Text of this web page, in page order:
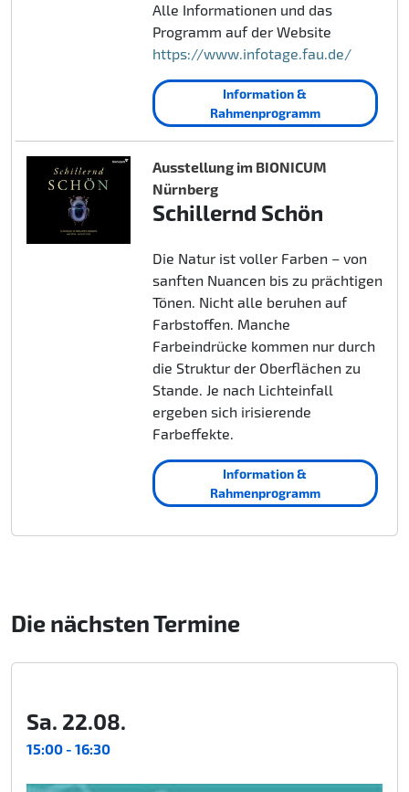
Alle Informationen und das
Programm auf der Website
https://www.infotage.fau.de/
Information &
Rahmenprogramm
Ausstellung im BIONICUM
Nürnberg
Schillernd Schön
Die Natur ist voller Farben – von
sanften Nuancen bis zu prächtigen
Tönen. Nicht alle beruhen auf
Farbstoffen. Manche
Farbeindrücke kommen nur durch
die Struktur der Oberflächen zu
Stande. Je nach Lichteinfall
ergeben sich irisierende
Farbeffekte.
Information &
Rahmenprogramm
Die nächsten Termine
Sa. 22.08.
15:00 - 16:30